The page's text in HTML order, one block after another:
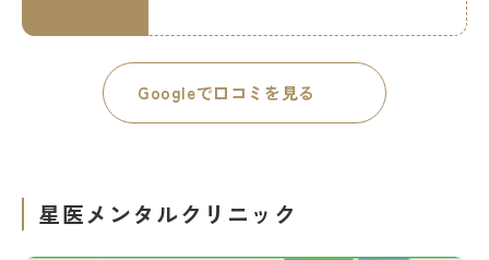
Googleで口コミを見る
星医メンタルクリニック